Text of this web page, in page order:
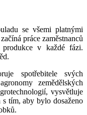
se všemi platnými
práce zaměstnanců
v každé fázi.
spotřebitele svých
zemědělských
vysvětluje
tím, aby bylo dosaženo